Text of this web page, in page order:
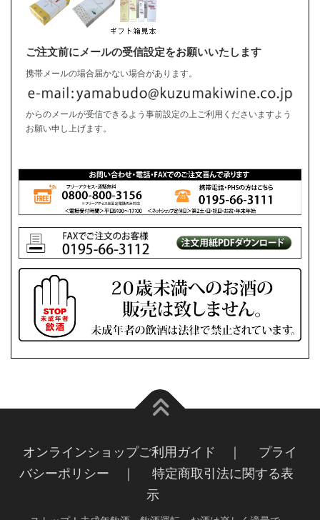
ご注文前にメールの受信設定をお願いいたします
携帯メールの場合届かない場合があります。
からのメールが受信できるよう事前設定の上ご利用くださいますよう
お願い申し上げます。
オンラインショップご利用ガイド ｜
プライ
バシーポリシー ｜
特定商取引法に関する表
示